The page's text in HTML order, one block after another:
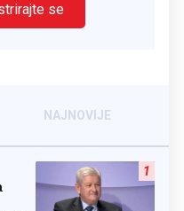
se
NAJNOVIJE
1